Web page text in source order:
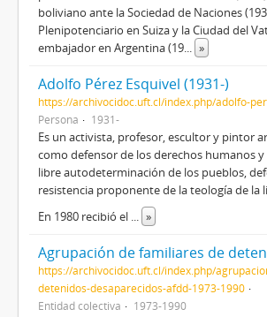
boliviano ante la Sociedad de Naciones
Plenipotenciario en Suiza y la Ciudad del
embajador en Argentina (19... »
Adolfo Pérez Esquivel (1931-)
https://archivocidoc.uft.cl/index.php/adolfo-
Persona
1931-
Es un activista, profesor, escultor y pintor
como defensor de los derechos humanos
libre autodeterminación de los pueblos,
resistencia proponente de la teología de la
En 1980 recibió el ... »
https://archivocidoc.uft.cl/index.php/
detenidos-desaparecidos-afdd-1973-1990
Entidad colectiva
1973-1990